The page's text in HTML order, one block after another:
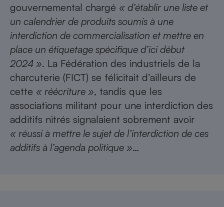
gouvernemental chargé « d’établir une liste et
un calendrier de produits soumis à une
interdiction de commercialisation et mettre en
place un étiquetage spécifique d’ici début
2024 ». La Fédération des industriels de la
charcuterie (FICT) se félicitait d’ailleurs de
cette « réécriture », tandis que les
associations militant pour une interdiction des
additifs nitrés signalaient sobrement avoir
« réussi à mettre le sujet de l’interdiction de ces
additifs à l’agenda politique »…